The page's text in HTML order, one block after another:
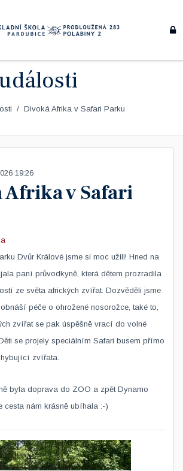
Divoká Afrika v Safari Parku
19:26
Afrika v Safari
Dvůr Králové jsme si moc užili! Hned na
paní průvodkyně, která dětem prozradila
ze světa afrických zvířat. Dozvěděli jsme
péče o ohrožené nosorožce, také to,
zvířat se pak úspěšně vrací do volné
se projely speciálním Safari busem přímo
zvířata.
byla doprava do ZOO a zpět Dynamo
cesta nám krásně ubíhala :-)